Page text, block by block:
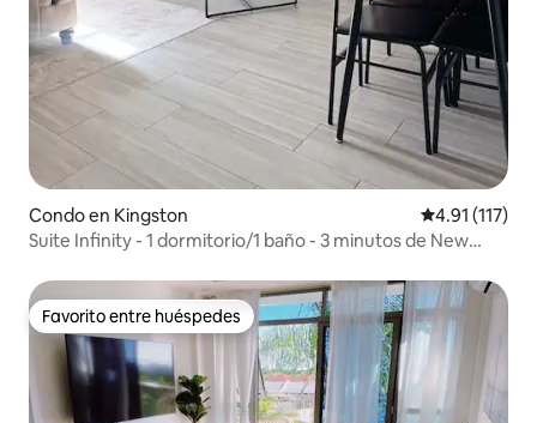
Condo en Kingston Calificación
4.91 (117)
Suite Infinity - 1 dormitorio/1 baño - 3 minutos de New
Favorito entre huéspedes
Favorito entre huéspedes